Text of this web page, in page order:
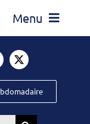
Menu